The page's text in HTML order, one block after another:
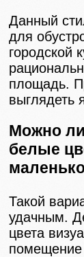
Данный
для
городской
площадь.
выглядеть
Можно ли
белые
Такой
удачным.
цвета